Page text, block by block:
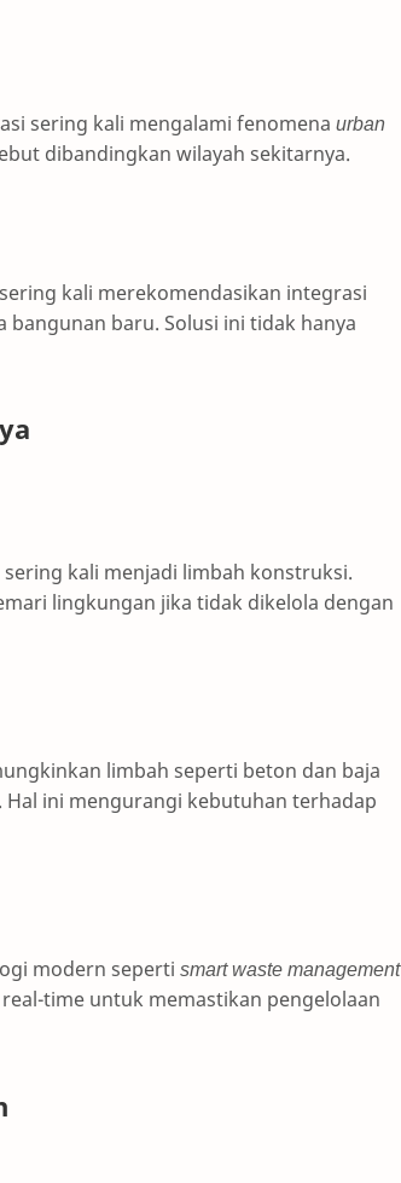
sering kali mengalami fenomena urban
dibandingkan wilayah sekitarnya.
sering kali merekomendasikan integrasi
baru. Solusi ini tidak hanya
kali menjadi limbah konstruksi.
lingkungan jika tidak dikelola dengan
limbah seperti beton dan baja
ini mengurangi kebutuhan terhadap
modern seperti smart waste management
time untuk memastikan pengelolaan